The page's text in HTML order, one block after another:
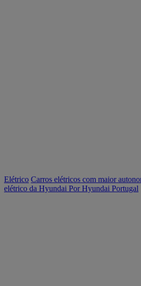
Elétrico Carros elétricos com maior
elétrico da Hyundai Por Hyundai Portugal